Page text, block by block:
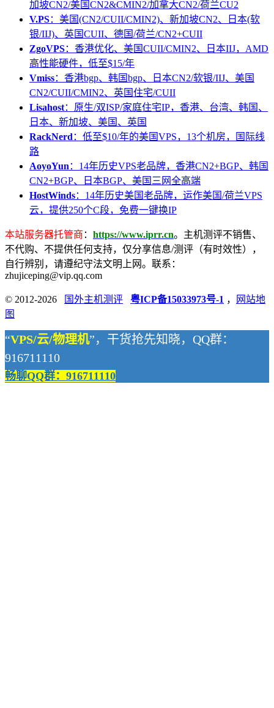
加坡CN2/美国CN2&CMIN2/加拿大CN2/荷兰CU2
V.PS：美国(CN2/CUII/CMIN2)、新加坡CN2、日本(软
银/IIJ)、英国CUII、德国/荷兰/CN2+CUII
ZgoVPS：香港优化、美国CUII/CMIN2、日本IIJ，AMD
高性能硬件，低至$15/年
Vmiss：香港bgp、韩国bgp、日本CN2/软银/IIJ、美国
CN2/CUII/CMIN2、英国住宅/CUII
Lisahost：原生/双ISP/家庭住宅IP，香港、台湾、韩国、
日本、新加坡、美国、英国
RackNerd ：低至$10/年的美国VPS，13个机房，国际线
路
AoyoYun ：14年历史VPS老品牌，香港CN2+BGP、韩国
CN2+BGP、日本BGP、美国三网全高端
HostWinds：14年历史美国老品牌，运作美国/荷兰VPS
云，提供250个C段，免费一键换IP
本站服务器托管商 ： https://www.iprr.cn。主机测评不销售、
不代购、不提供任何支持，仅分享信息/测评（有时效性），
自行辨别，请遵纪守法文明上网。联系：
zhujiceping@vip.qq.com
© 2012-2026 国外主机测评 粤ICP备15033973号-1 ，
网站地
图
“VPS/云/物理机”，干货抢先知晓，QQ群：
916711110
畅聊QQ群：916711110